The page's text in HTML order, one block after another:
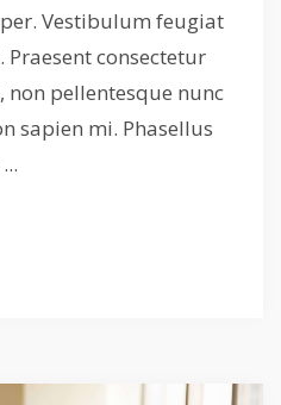
Vestibulum feugiat
consectetur
pellentesque nunc
sapien mi. Phasellus